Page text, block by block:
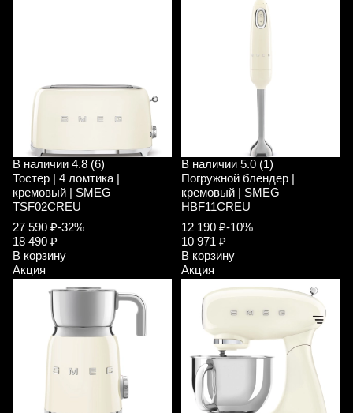
В наличии 4.8 (6)
Тостер | 4 ломтика |
кремовый | SMEG
TSF02CREU
27 590 ₽-32%
18 490 ₽
В корзину
Акция
В наличии 5.0 (1)
Погружной блендер |
кремовый | SMEG
HBF11CREU
12 190 ₽-10%
10 971 ₽
В корзину
Акция